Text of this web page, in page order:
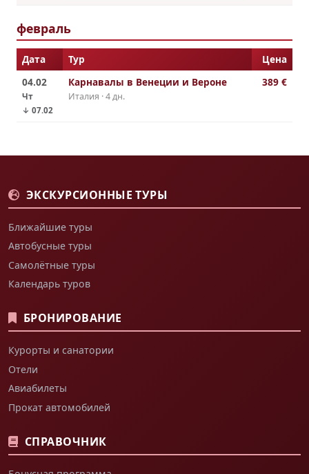
февраль
Дата Тур
Цена
04.02
Чт
↓ 07.02
Карнавалы в Венеции и Вероне
Италия · 4 дн.
389 €
ЭКСКУРСИОННЫЕ ТУРЫ
Ближайшие туры
Автобусные туры
Самолётные туры
Календарь туров
БРОНИРОВАНИЕ
Курорты и санатории
Отели
Авиабилеты
Прокат автомобилей
СПРАВОЧНИК